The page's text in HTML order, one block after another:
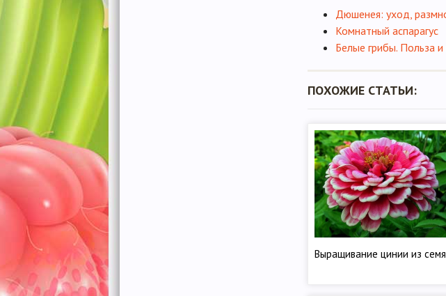
Дюшенея: уход,
Комнатный аспарагус
Белые грибы. Польза
ПОХОЖИЕ СТАТЬИ:
Выращивание цинии из